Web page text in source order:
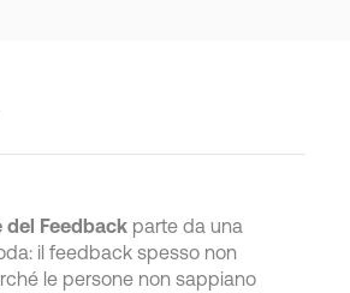
del Feedback parte da una
il feedback spesso non
le persone non sappiano